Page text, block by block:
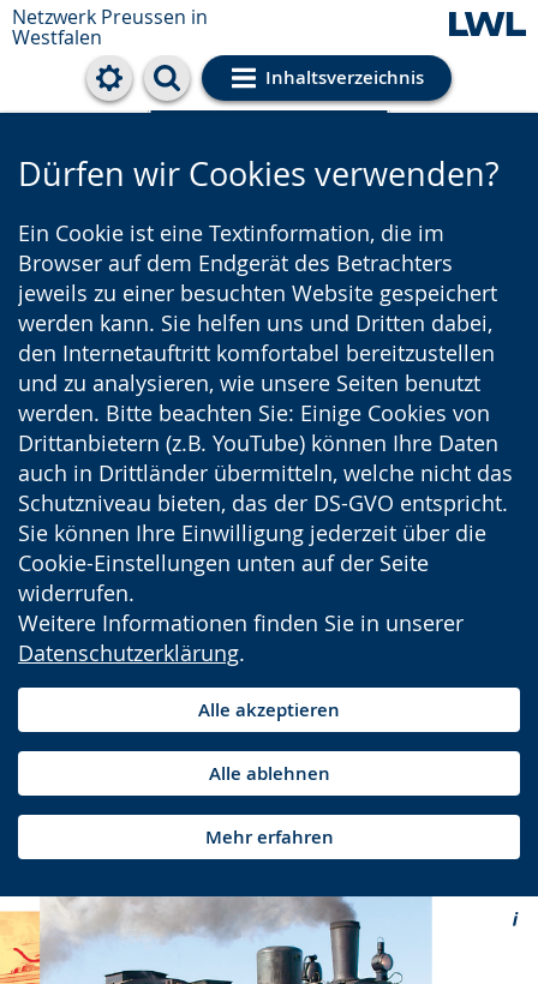
Netzwerk Preussen in
Westfalen
Inhaltsverzeichnis
Cookie-Einstellungen
Dürfen wir Cookies verwenden?
Ein Cookie ist eine Textinformation, die im
Browser auf dem Endgerät des Betrachters
jeweils zu einer besuchten Website gespeichert
werden kann. Sie helfen uns und Dritten dabei,
den Internetauftritt komfortabel bereitzustellen
und zu analysieren, wie unsere Seiten benutzt
werden. Bitte beachten Sie: Einige Cookies von
Drittanbietern (z.B. YouTube) können Ihre Daten
auch in Drittländer übermitteln, welche nicht das
Schutzniveau bieten, das der DS-GVO entspricht.
Sie können Ihre Einwilligung jederzeit über die
Cookie-Einstellungen unten auf der Seite
widerrufen.
Weitere Informationen finden Sie in unserer
Datenschutzerklärung.
Alle akzeptieren
Alle ablehnen
Mehr erfahren